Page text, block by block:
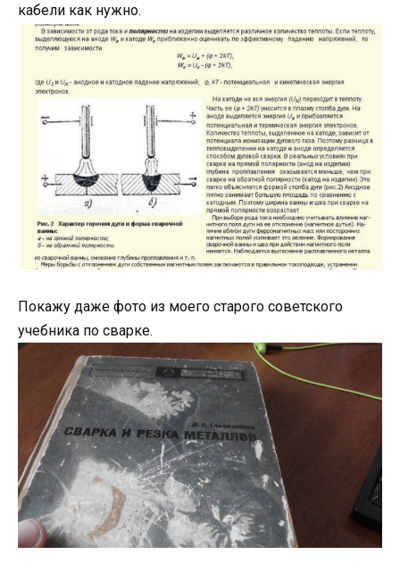
кабели как нужно.
Покажу даже фото из моего старого советского
учебника по сварке.